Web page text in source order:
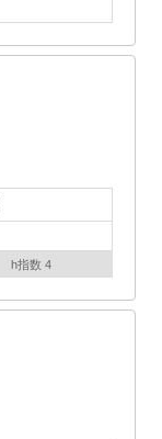
h指数 4